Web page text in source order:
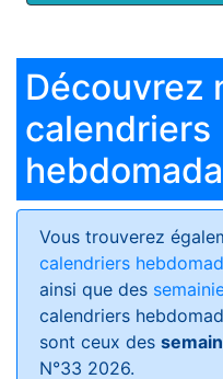
Découvrez
calendriers
Vous trouverez
calendriers
ainsi que des
calendriers
sont ceux des
N°33 2026.